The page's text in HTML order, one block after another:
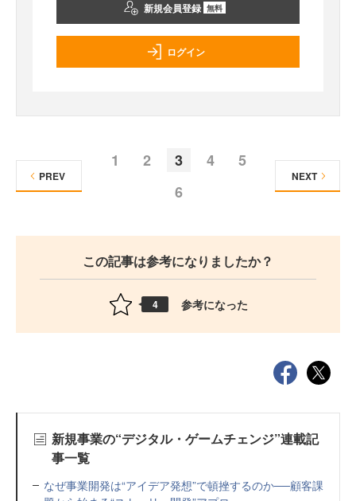
新規会員登録 無料
ログイン
1 2 3 4
5
6
PREV NEXT
この記事は参考になりましたか？
4 参考になった
新規事業の“デジタル・ゲームチェンジ”連載記
事一覧
なぜ事業開発は“アイデア発想”で頓挫するのか──顧客課